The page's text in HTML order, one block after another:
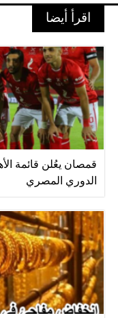
اقرأ أيضا
قمصان يعُلن قائمة
الدوري المصري